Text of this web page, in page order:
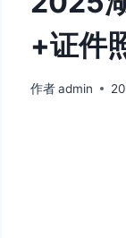
+证件
作者admin